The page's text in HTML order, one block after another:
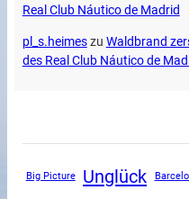
Real Club Náutico de Madrid
pl_s.heimeszu Waldbrand
des Real Club Náutico de
Big Picture Unglück